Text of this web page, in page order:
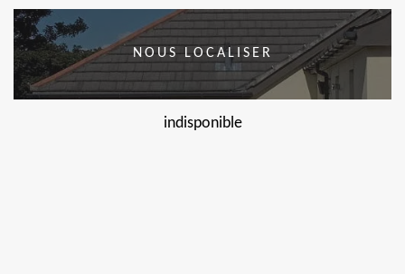
NOUS LOCALISER
indisponible